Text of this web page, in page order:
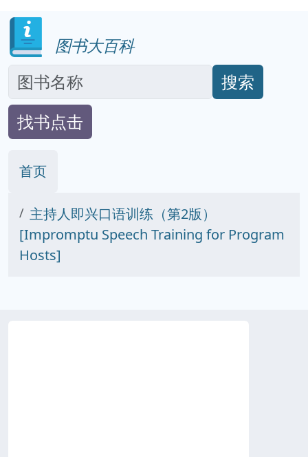
图书大百科
搜索
找书点击
首页
主持人即兴口语训练（第2版）
[Impromptu Speech Training for Program
Hosts]